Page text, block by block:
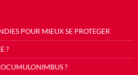
POUR MIEUX SE PROTEGER
?
?